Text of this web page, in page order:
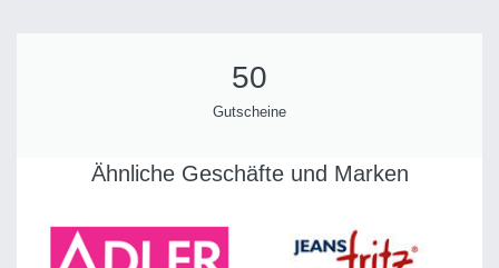
50
Gutscheine
Ähnliche Geschäfte und Marken